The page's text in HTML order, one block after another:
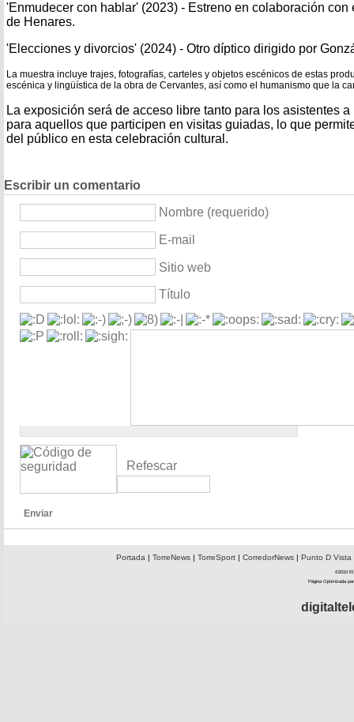
'Enmudecer con hablar' (2023) - Estreno en colaboración con
de Henares.
'Elecciones y divorcios' (2024) - Otro díptico dirigido por
La muestra incluye trajes, fotografías, carteles y objetos escénicos de estas
escénica y lingüística de la obra de Cervantes, así como el humanismo que la
La exposición será de acceso libre tanto para los asistentes
para aquellos que participen en visitas guiadas, lo que
del público en esta celebración cultural.
Escribir un comentario
Nombre (requerido)
E-mail
Sitio web
Título
Refescar
Enviar
Portada| TorreNews| TorreSport| CorredorNews| Punto D Vista
©2010 El
Página Optimizada